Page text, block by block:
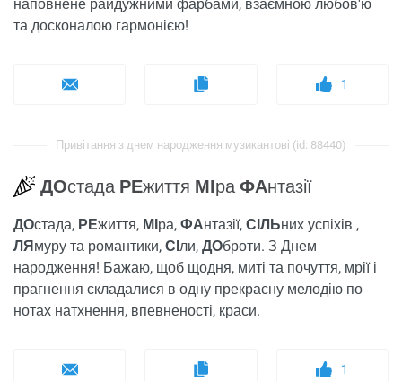
наповнене райдужними фарбами, взаємною любов'ю
та досконалою гармонією!
1
Привітання з днем ​​народження музикантові (id: 88440)
ДОстада РЕжиття МІра ФАнтазії
ДОстада, РЕжиття, МІра, ФАнтазії, СІЛЬних успіхів ,
ЛЯмуру та романтики, СІли, ДОброти. З Днем
народження! Бажаю, щоб щодня, миті та почуття, мрії і
прагнення складалися в одну прекрасну мелодію по
нотах натхнення, впевненості, краси.
1